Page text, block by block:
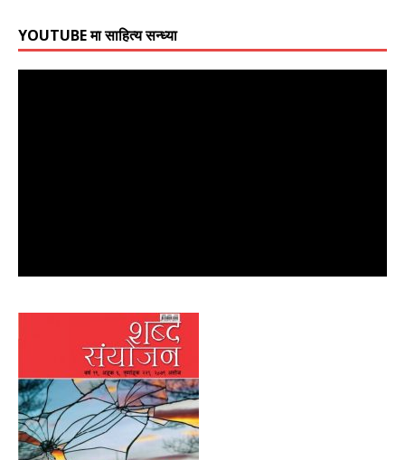
YOUTUBE मा साहित्य सन्ध्या